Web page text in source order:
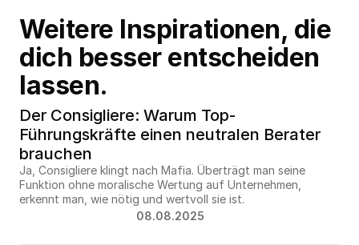
Weitere Inspirationen, die
dich besser entscheiden
lassen.
Der Consigliere: Warum Top-
Führungskräfte einen neutralen Berater
brauchen
Ja, Consigliere klingt nach Mafia. Überträgt man seine
Funktion ohne moralische Wertung auf Unternehmen,
erkennt man, wie nötig und wertvoll sie ist.
08.08.2025